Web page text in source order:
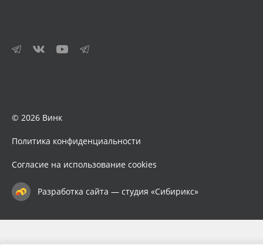
© 2026 Винк
Политика конфиденциальности
Согласие на использование cookies
Разработка сайта — студия «Сибирикс»